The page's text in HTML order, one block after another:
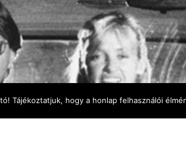
Tájékoztatjuk, hogy a honlap felhasználói